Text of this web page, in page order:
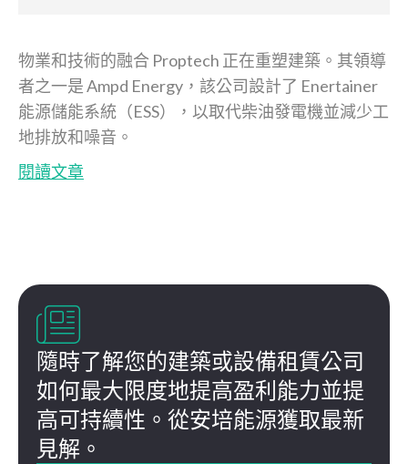
物業和技術的融合 Proptech 正在重塑建築。其領導
者之一是 Ampd Energy，該公司設計了 Enertainer
能源儲能系統（ESS），以取代柴油發電機並減少工
地排放和噪音。
閱讀文章

隨時了解您的建築或設備租賃公司
如何最大限度地提高盈利能力並提
高可持續性。從安培能源獲取最新
見解。